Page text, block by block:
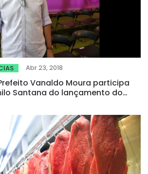
Abr 23, 2018
Prefeito Vanaldo Moura participa
Santana do lançamento do